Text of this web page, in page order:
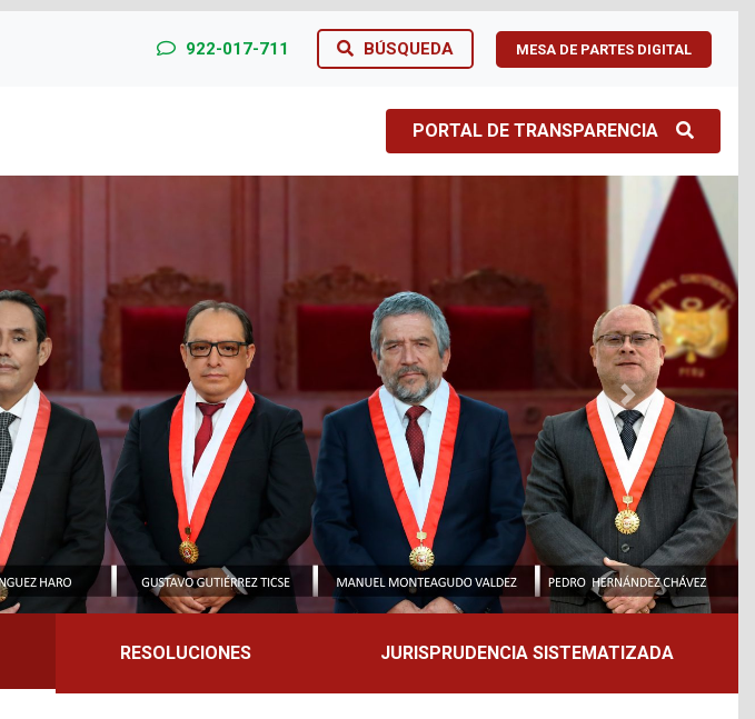
922-017-711 BÚSQUEDA MESA DE PARTES DIGITAL
PORTAL DE TRANSPARENCIA
Next
RESOLUCIONES JURISPRUDENCIA SISTEMATIZADA